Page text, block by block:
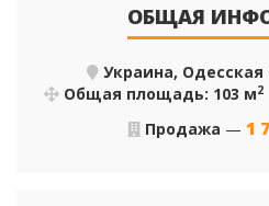
ОБЩАЯ
Украина, Одесская
Общая площадь: 103 м2
Продажа — 1